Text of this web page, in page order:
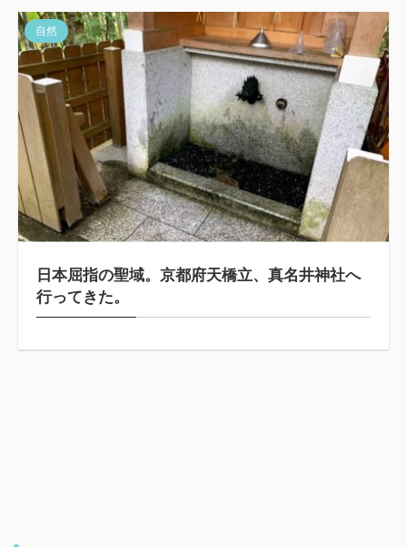
自然
日本屈指の聖域。京都府天橋立、真名井神社へ
行ってきた。